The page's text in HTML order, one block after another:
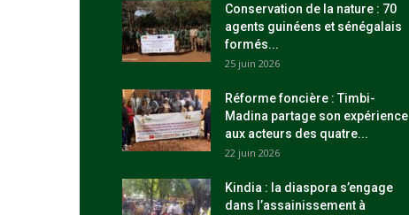
Conservation de la nature : 70
agents guinéens et sénégalais
formés...
25 juin 2026
Réforme foncière : Timbi-
Madina partage son expérience
aux acteurs des quatre...
22 juin 2026
Kindia : la diaspora s’engage
dans l’assainissement à